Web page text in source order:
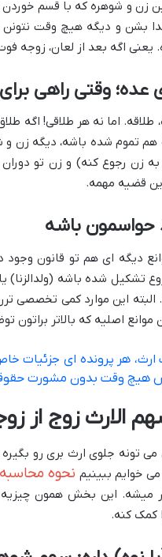
زن و شوهره که با قسم
بشن و دیگه هیچ وقت نتونن با
اگه بعد از لعان، زوجه
عده؛ وقتی راهی
طلاقه. اما نه هر طلاقی! اگه
تموم شده باشه، دیگه زن و
به زن رجوع کنه) و زن تو
قضیه مهمه.
حواسمون باشه
دیگه ای هم تو قانون وجود
تشکیل شده باشه (ولدالزنا)
البته این موارد کمی تخصصی
اصلیه که بالاتر براتون
ارث، هر پرونده ای جزئیات
وقت بدون مشورت
الارث زوج از
می تونه جلوی ارث بری رو
خوایم ببینیم نحوه
میشه. این بخش همون
کمک کنه.